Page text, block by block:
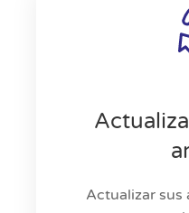
Actualizar sus